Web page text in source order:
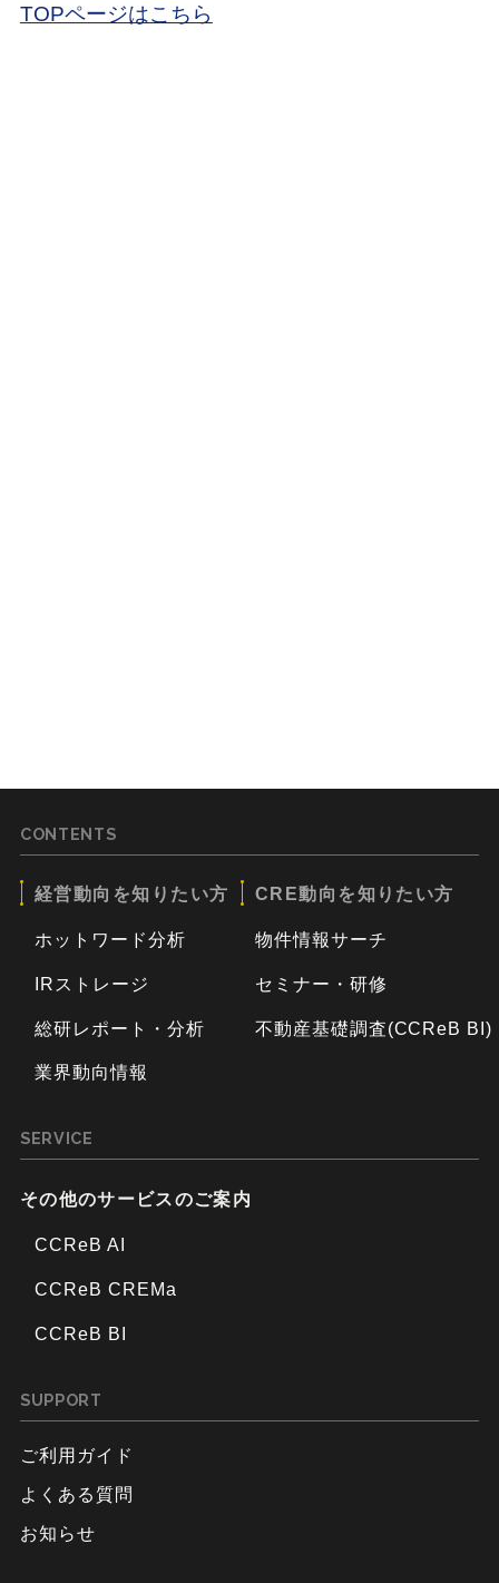
TOPページはこちら
CONTENTS
経営動向を知りたい方
ホットワード分析
IRストレージ
総研レポート・分析
業界動向情報
CRE動向を知りたい方
物件情報サーチ
セミナー・研修
不動産基礎調査(CCReB BI)
SERVICE
その他のサービスのご案内
CCReB AI
CCReB CREMa
CCReB BI
SUPPORT
ご利用ガイド
よくある質問
お知らせ